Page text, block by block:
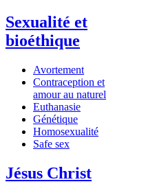
Sexualité et
bioéthique
Avortement
Contraception et
amour au naturel
Euthanasie
Génétique
Homosexualité
Safe sex
Jésus Christ